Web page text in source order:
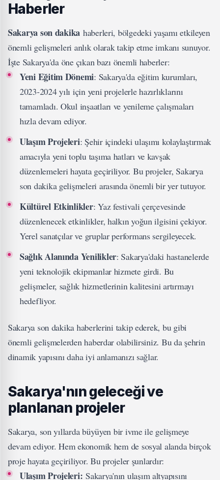
Haberler
Sakarya son dakika haberleri, bölgedeki yaşamı etkileyen
önemli gelişmeleri anlık olarak takip etme imkanı sunuyor.
İşte Sakarya'da öne çıkan bazı önemli haberler:
Yeni Eğitim Dönemi: Sakarya'da eğitim kurumları,
2023-2024 yılı için yeni projelerle hazırlıklarını
tamamladı. Okul inşaatları ve yenileme çalışmaları
hızla devam ediyor.
Ulaşım Projeleri: Şehir içindeki ulaşımı kolaylaştırmak
amacıyla yeni toplu taşıma hatları ve kavşak
düzenlemeleri hayata geçiriliyor. Bu projeler, Sakarya
son dakika gelişmeleri arasında önemli bir yer tutuyor.
Kültürel Etkinlikler: Yaz festivali çerçevesinde
düzenlenecek etkinlikler, halkın yoğun ilgisini çekiyor.
Yerel sanatçılar ve gruplar performans sergileyecek.
Sağlık Alanında Yenilikler: Sakarya'daki hastanelerde
yeni teknolojik ekipmanlar hizmete girdi. Bu
gelişmeler, sağlık hizmetlerinin kalitesini artırmayı
hedefliyor.
Sakarya son dakika haberlerini takip ederek, bu gibi
önemli gelişmelerden haberdar olabilirsiniz. Bu da şehrin
dinamik yapısını daha iyi anlamanızı sağlar.
Sakarya'nın geleceği ve
planlanan projeler
Sakarya, son yıllarda büyüyen bir ivme ile gelişmeye
devam ediyor. Hem ekonomik hem de sosyal alanda birçok
proje hayata geçiriliyor. Bu projeler şunlardır:
Ulaşım Projeleri: Sakarya'nın ulaşım altyapısını